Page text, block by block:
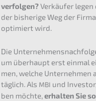
verfol­gen?Verkäu­fer
der bishe­ri­ge Weg der
optimiert wird.
Die
um überhaupt erst einmal
men, welche Unter­neh­men
täglich. Als MBI und
ben möchte,erhal­ten Sie